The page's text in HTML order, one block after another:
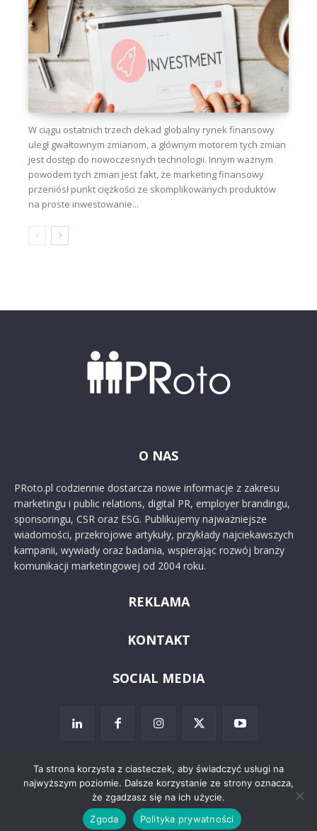
W ciągu ostatnich trzech dekad globalny rynek finansowy
uległ gwałtownym zmianom, a głównym motorem tych zmian
jest dostęp do nowoczesnych technologii. Innym ważnym
powodem tych zmian jest fakt, że marketing finansowy
przeniósł punkt ciężkości ze skomplikowanych produktów
na proste inwestowanie...
O NAS
PRoto.pl codziennie dostarcza nowe informacje z zakresu
marketingu i public relations, digital PR, employer brandingu,
sponsoringu, CSR oraz ESG. Publikujemy najważniejsze
wiadomości, przekrojowe artykuły, przykłady najciekawszych
kampanii, wywiady oraz badania, wspierając rozwój branży
komunikacji marketingowej od 2004 roku.
REKLAMA
KONTAKT
SOCIAL MEDIA
Reklama Zastrzeżenia prawne
Ta strona korzysta z ciasteczek, aby świadczyć usługi na
najwyższym poziomie. Dalsze korzystanie ze strony oznacza,
że zgadzasz się na ich użycie.
Zgoda
Polityka prywatności